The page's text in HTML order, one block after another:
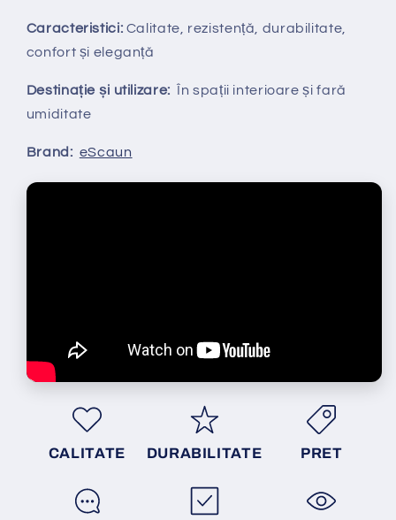
Caracteristici: Calitate, rezistență, durabilitate,
confort și eleganță
Destinație și utilizare: În spații interioare și fară
umiditate
Brand: eScaun
CALITATE DURABILITATE PRET